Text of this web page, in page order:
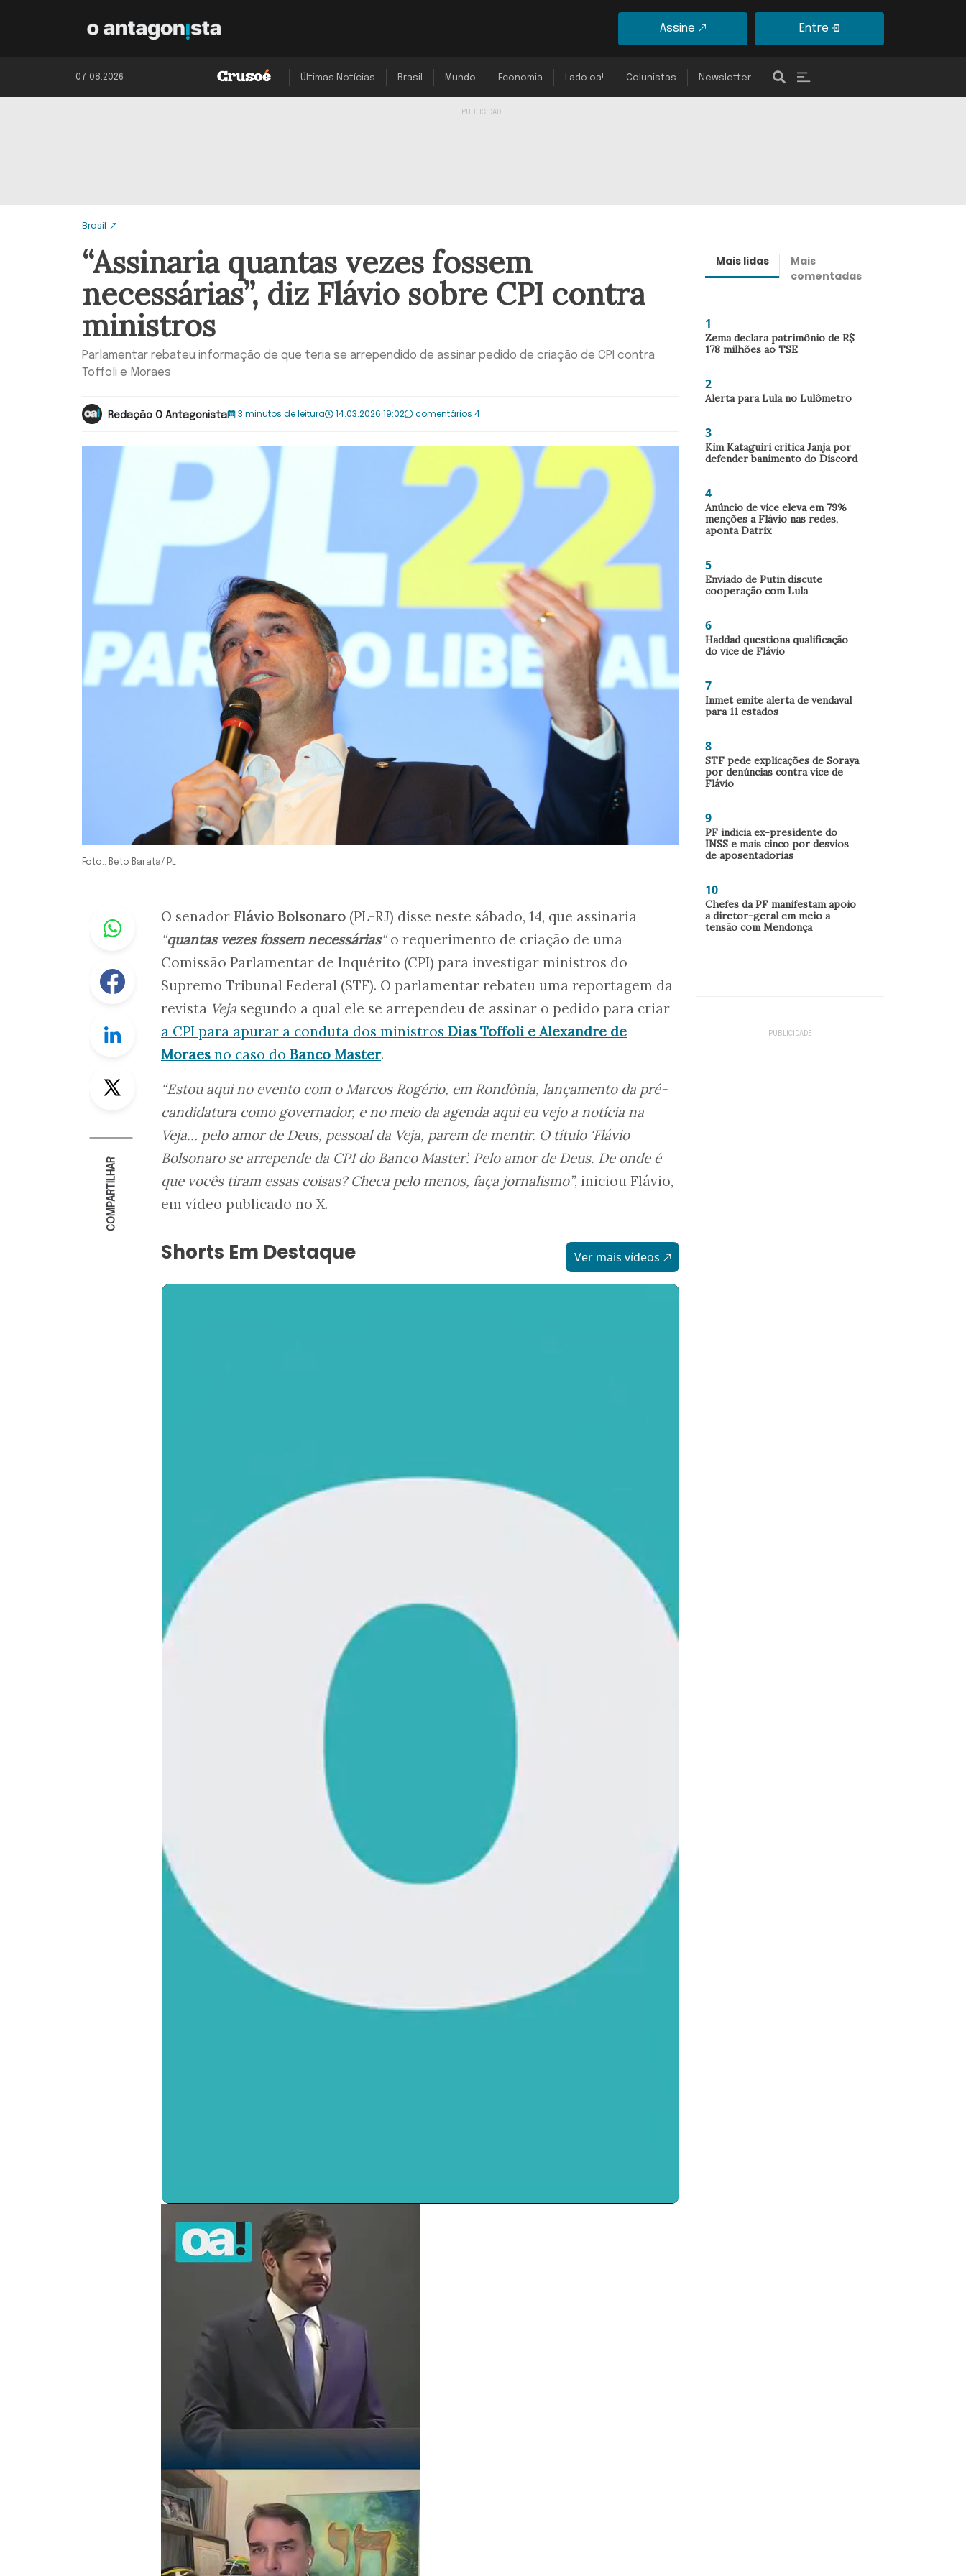
Assine Entre
07.08.2026 Últimas Notícias Brasil Mundo Economia Lado oa! Colunistas Newsletter
Brasil
“Assinaria quantas vezes fossem
necessárias”, diz Flávio sobre CPI contra
ministros
Parlamentar rebateu informação de que teria se arrependido de assinar pedido de criação de CPI contra
Toffoli e Moraes
Redação O Antagonista 3 minutos de leitura 14.03.2026 19:02 comentários 4
Foto.: Beto Barata/ PL
Whastapp
Facebook
COMPARTILHAR
O senador Flávio Bolsonaro (PL-RJ) disse neste sábado, 14, que assinaria
“quantas vezes fossem necessárias“o requerimento de criação de uma
Comissão Parlamentar de Inquérito (CPI) para investigar ministros do
Supremo Tribunal Federal (STF). O parlamentar rebateu uma reportagem da
revista Veja segundo a qual ele se arrependeu de assinar o pedido para criar
a CPI para apurar a conduta dos ministros Dias Toffoli e Alexandre de
Moraes no caso do Banco Master.
“Estou aqui no evento com o Marcos Rogério, em Rondônia, lançamento da pré-
candidatura como governador, e no meio da agenda aqui eu vejo a notícia na
Veja… pelo amor de Deus, pessoal da Veja, parem de mentir. O título ‘Flávio
Bolsonaro se arrepende da CPI do Banco Master’. Pelo amor de Deus. De onde é
que vocês tiram essas coisas? Checa pelo menos, faça jornalismo”, iniciou Flávio,
em vídeo publicado no X.
Shorts Em Destaque Ver mais vídeos
Mais lidas
Mais
comentadas
1
Zema declara patrimônio de R$
178 milhões ao TSE
2
Alerta para Lula no Lulômetro
3
Kim Kataguiri critica Janja por
defender banimento do Discord
4
Anúncio de vice eleva em 79%
menções a Flávio nas redes,
aponta Datrix
5
Enviado de Putin discute
cooperação com Lula
6
Haddad questiona qualificação
do vice de Flávio
7
Inmet emite alerta de vendaval
para 11 estados
8
STF pede explicações de Soraya
por denúncias contra vice de
Flávio
9
PF indicia ex-presidente do
INSS e mais cinco por desvios
de aposentadorias
10
Chefes da PF manifestam apoio
a diretor-geral em meio a
tensão com Mendonça